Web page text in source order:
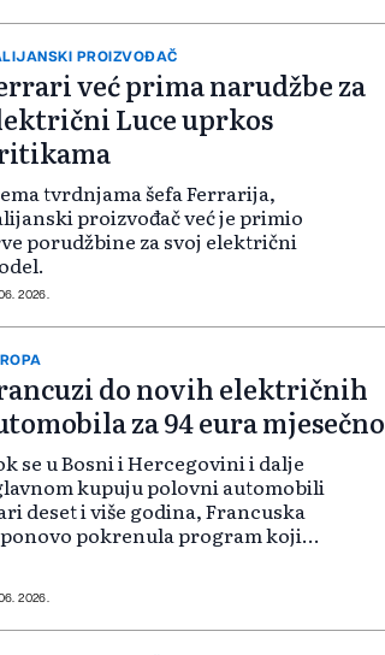
PROIZVOĐAČ
već prima narudžbe za
Luce uprkos
tvrdnjama šefa Ferrarija,
proizvođač već je primio
porudžbine za svoj električni
2026.
do novih električnih
za 94 eura mjesečno
se u Bosni i Hercegovini i dalje
kupuju polovni automobili
deset i više godina, Francuska
pokrenula program koji
automobila za svega 94
mjesečno.
2026.